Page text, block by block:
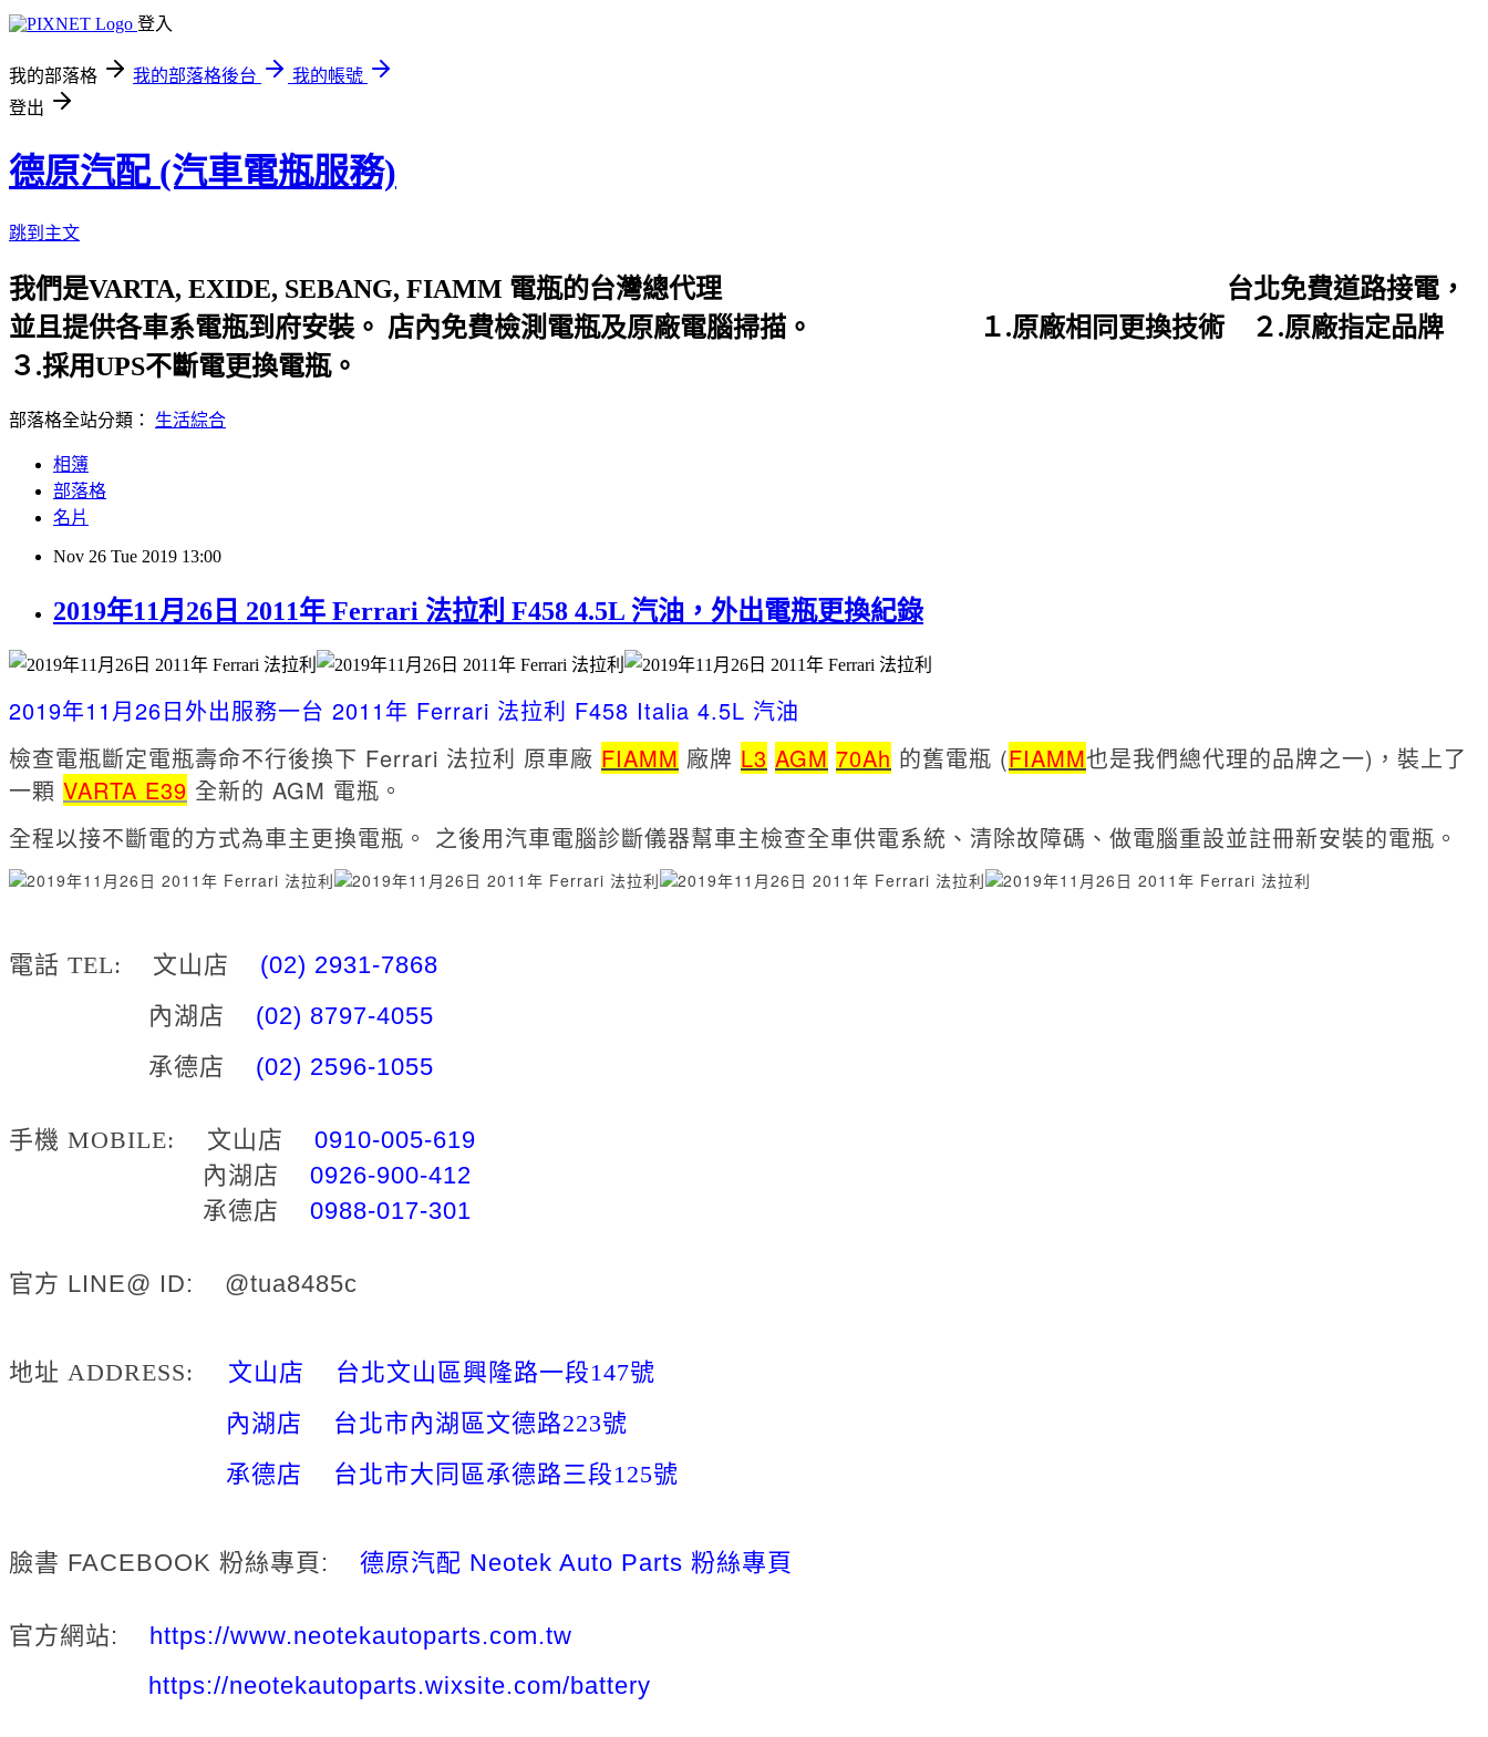
登入
我的部落格 我的部落格後台
我的帳號
登出
德原汽配 (汽車電瓶服務)
跳到主文
我們是VARTA, EXIDE, SEBANG, FIAMM 電瓶的台灣總代理 台北免費道路接電，
並且提供各車系電瓶到府安裝。 店內免費檢測電瓶及原廠電腦掃描。 １.原廠相同更換技術 ２.原廠指定品牌
３.採用UPS不斷電更換電瓶。
部落格全站分類： 生活綜合
相簿
部落格
名片
Nov 26 Tue 2019 13:00
2019年11月26日 2011年 Ferrari 法拉利 F458 4.5L 汽油，外出電瓶更換紀錄
2019年11月26日外出服務一台 2011年 Ferrari 法拉利 F458 Italia 4.5L 汽油
檢查電瓶斷定電瓶壽命不行後換下 Ferrari 法拉利 原車廠 FIAMM 廠牌 L3 AGM 70Ah 的舊電瓶 (FIAMM也是我們總代理的品牌之一)，裝上了
一顆 VARTA E39 全新的 AGM 電瓶。
全程以接不斷電的方式為車主更換電瓶。 之後用汽車電腦診斷儀器幫車主檢查全車供電系統、清除故障碼、做電腦重設並註冊新安裝的電瓶。
電話 TEL: 文山店
(02) 2931-7868
內湖店
(02) 8797-4055
承德店
(02) 2596-1055
手機 MOBILE: 文山店
0910-005-619
內湖店
0926-900-412
承德店
0988-017-301
官方 LINE@ ID: @tua8485c
地址 ADDRESS:
文山店 台北文山區興隆路一段147號
內湖店 台北市內湖區文德路223號
承德店 台北市大同區承德路三段125號
臉書 FACEBOOK 粉絲專頁: 德原汽配 Neotek Auto Parts 粉絲專頁
官方網站: https://www.neotekautoparts.com.tw
https://neotekautoparts.wixsite.com/battery